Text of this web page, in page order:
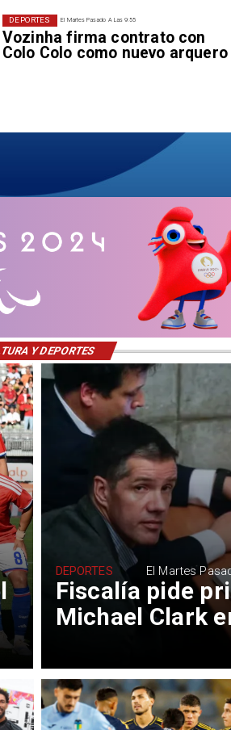
El Martes Pasado A Las 9:55
Vozinha firma contrato con
Colo Colo como nuevo arquero
DEPORTES
Fiscalía pide
Michael Clark
DEPORTES El Martes
Y DEPORTES